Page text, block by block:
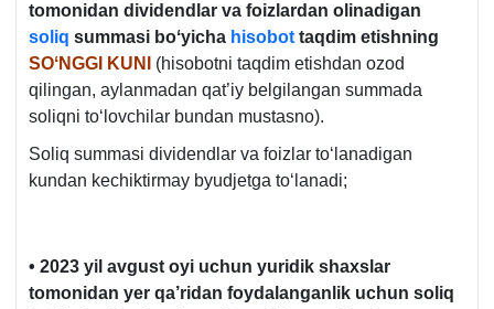
tomonidan dividendlar va foizlardan olinadigan
soliq summasi boʻyicha hisobot taqdim etishning
SOʻNGGI KUNI
(hisobotni taqdim etishdan ozod
qilingan, aylanmadan qat’iy belgilangan summada
soliqni toʻlovchilar bundan mustasno).
Soliq summasi dividendlar va foizlar toʻlanadigan
kundan kechiktirmay byudjetga toʻlanadi;
• 2023 yil avgust oyi uchun yuridik shaхslar
tomonidan yer qa’ridan foydalanganlik uchun soliq